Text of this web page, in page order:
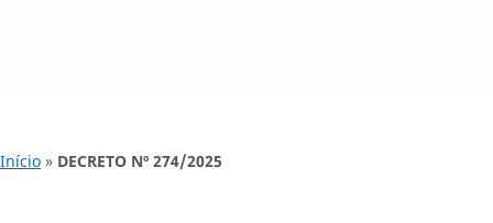
Início » DECRETO Nº 274/2025